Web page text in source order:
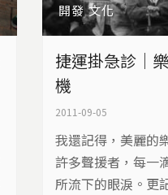
開發 文化
捷運掛急診｜
機
2011-09-05
我還記得，美麗的
許多聲援者，每一
所流下的眼淚。更